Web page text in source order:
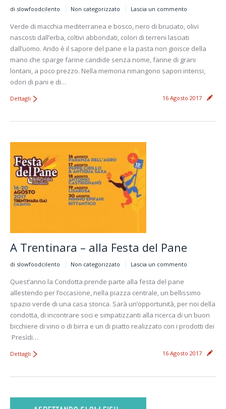
di slowfoodcilento Non categorizzato Lascia un commento
Verde di macchia mediterranea e bosco, nero di bruciato, olivi
nascosti dall’erba, coltivi abbondati, colori di terreni lasciati
dall’uomo. Arido è il sapore del pane e la pasta non gioisce della
mano che sparge farine candide senza nome, farine di grani
lontani, a poco prezzo. Nella memoria rimangono sapori intensi,
odori di pani e di…
16 Agosto 2017
Dettagli
A Trentinara – alla Festa del Pane
di slowfoodcilento Non categorizzato Lascia un commento
Quest’anno la Condotta prende parte alla festa del pane
allestendo per l’occasione, nella piazza centrale, un bellissimo
spazio verde di una casa storica. Sarà un’opportunità, per noi della
condotta, di incontrare soci e simpatizzanti alla ricerca di un buon
bicchiere di vino o di birra e un di piatto realizzato con i prodotti dei
Presìdi…
16 Agosto 2017
Dettagli